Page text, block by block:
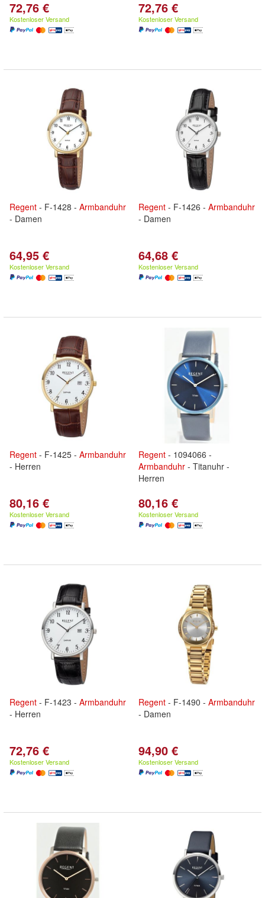
72,76 €
Kostenloser Versand
72,76 €
Kostenloser Versand
Regent - F-1428 - Armbanduhr
- Damen
64,95 €
Kostenloser Versand
Regent - F-1426 - Armbanduhr
- Damen
64,68 €
Kostenloser Versand
Regent - F-1425 - Armbanduhr
- Herren
80,16 €
Kostenloser Versand
Regent - 1094066 -
Armbanduhr - Titanuhr -
Herren
80,16 €
Kostenloser Versand
Regent - F-1423 - Armbanduhr
- Herren
72,76 €
Kostenloser Versand
Regent - F-1490 - Armbanduhr
- Damen
94,90 €
Kostenloser Versand